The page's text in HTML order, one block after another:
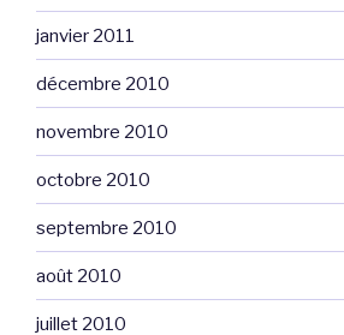
janvier 2011
décembre 2010
novembre 2010
octobre 2010
septembre 2010
août 2010
juillet 2010